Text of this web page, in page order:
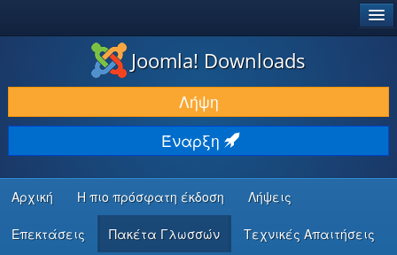
ΛΉΨΕΙΣ & ΕΠΕΚΤΆΣΕΙΣ
ΕΎΡΕΣΗ & ΜΆΘΗΣΗ
ΚΟΙΝΌΤΗΤΑ & ΥΠΟΣΤΉΡΙΞΗ
ΠΌΡΟΙ ΠΡΟΓΡΑΜΜΑΤΙΣΤΏΝ
Joomla! Downloads
Λήψη
Έναρξη
Αρχική Η πιο πρόσφατη έκδοση Λήψεις
Επεκτάσεις Πακέτα Γλωσσών Τεχνικές Απαιτήσεις